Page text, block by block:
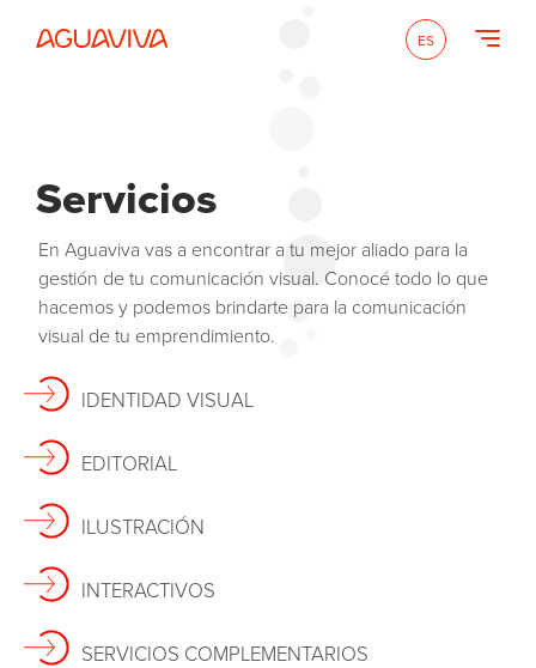
ES
Servicios
En Aguaviva vas a encontrar a tu mejor aliado para la
gestión de tu comunicación visual. Conocé todo lo que
hacemos y podemos brindarte para la comunicación
visual de tu emprendimiento.
IDENTIDAD VISUAL
EDITORIAL
ILUSTRACIÓN
INTERACTIVOS
SERVICIOS COMPLEMENTARIOS